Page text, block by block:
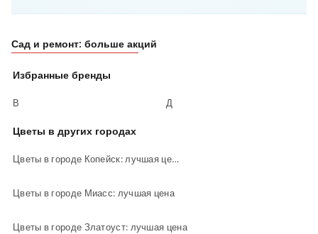
Сад и ремонт: больше акций
Избранные бренды
В Д
Цветы в других городах
Цветы в городе Копейск: лучшая цена
Цветы в городе Миасс: лучшая цена
Цветы в городе Златоуст: лучшая цена